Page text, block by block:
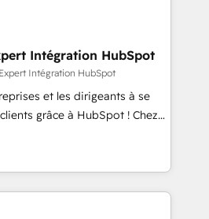
in HubSpot.
we provide expertise to
we are fully
and with an experienced
reputable companies in
SaaS and
prepare a customized
transformation, including a
with a focus on ROI and
Intégration HubSpot
Intégration HubSpot
et les dirigeants à se
grâce à HubSpot ! Chez
l'intime conviction que la
passe par l’innovation web,
la relation client ! C'est
sont à la fois capables de